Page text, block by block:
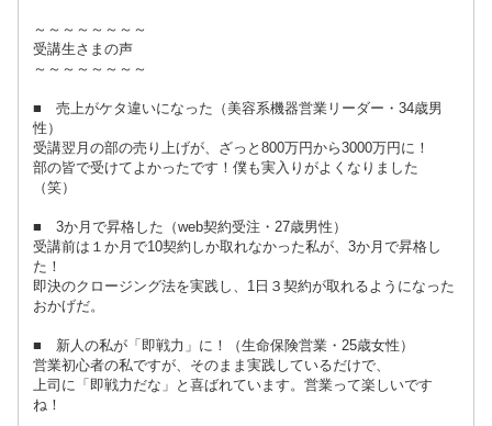
～～～～～～～～
受講生さまの声
～～～～～～～～
■ 売上がケタ違いになった（美容系機器営業リーダー・34歳男
性）
受講翌月の部の売り上げが、ざっと800万円から3000万円に！
部の皆で受けてよかったです！僕も実入りがよくなりました
（笑）
■ 3か月で昇格した（web契約受注・27歳男性）
受講前は１か月で10契約しか取れなかった私が、3か月で昇格し
た！
即決のクロージング法を実践し、1日３契約が取れるようになった
おかげだ。
■ 新人の私が「即戦力」に！（生命保険営業・25歳女性）
営業初心者の私ですが、そのまま実践しているだけで、
上司に「即戦力だな」と喜ばれています。営業って楽しいです
ね！